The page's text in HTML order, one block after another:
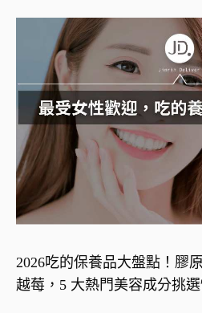
2026吃的保養品大盤點！膠
越莓，5 大熱門美容成分挑